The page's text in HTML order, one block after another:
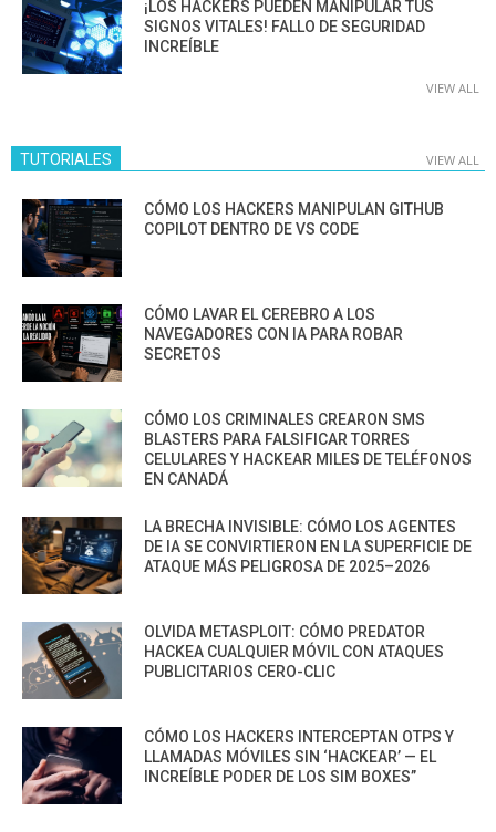
¡LOS HACKERS PUEDEN MANIPULAR TUS
SIGNOS VITALES! FALLO DE SEGURIDAD
INCREÍBLE
VIEW ALL
TUTORIALES VIEW ALL
CÓMO LOS HACKERS MANIPULAN GITHUB
COPILOT DENTRO DE VS CODE
CÓMO LAVAR EL CEREBRO A LOS
NAVEGADORES CON IA PARA ROBAR
SECRETOS
CÓMO LOS CRIMINALES CREARON SMS
BLASTERS PARA FALSIFICAR TORRES
CELULARES Y HACKEAR MILES DE TELÉFONOS
EN CANADÁ
LA BRECHA INVISIBLE: CÓMO LOS AGENTES
DE IA SE CONVIRTIERON EN LA SUPERFICIE DE
ATAQUE MÁS PELIGROSA DE 2025–2026
OLVIDA METASPLOIT: CÓMO PREDATOR
HACKEA CUALQUIER MÓVIL CON ATAQUES
PUBLICITARIOS CERO-CLIC
CÓMO LOS HACKERS INTERCEPTAN OTPS Y
LLAMADAS MÓVILES SIN ‘HACKEAR’ — EL
INCREÍBLE PODER DE LOS SIM BOXES”